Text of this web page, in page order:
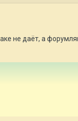
не даёт, а